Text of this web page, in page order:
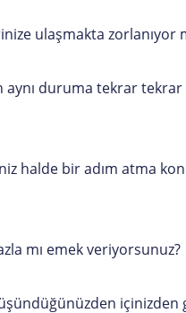
ulaşmakta zorlanıyor
duruma tekrar
halde bir adım atma
mı emek veriyorsunuz?